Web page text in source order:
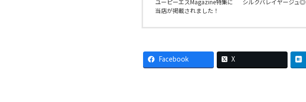
当店が掲載されました！
Facebook X